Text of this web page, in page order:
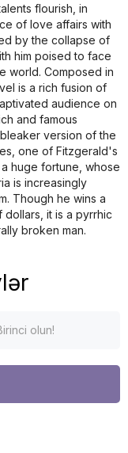
flourish, in
of love affairs with
by the collapse of
him poised to face
world. Composed in
is a rich fusion of
audience on
and famous
version of the
one of Fitzgerald's
huge fortune, whose
is increasingly
Though he wins a
dollars, it is a pyrrhic
broken man.
olun!